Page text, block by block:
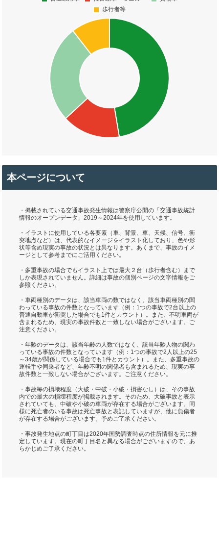
本ページについて
・掲載されている交通事故発生情報は警察庁公開の「交通事故統計
情報のオープンデータ」2019～2024年を使用しています。
・イラストに使用している各要素（車、背景、車、天候、信号、衝
突地点など）は、代表的なイメージをイラスト化しており、色や形
状等含め現実の事故の状況とは異なります。あくまで、事故のイメ
ージとして参考までにご活用ください。
・多重事故の場合でもイラスト上では最大２台（歩行者含む）まで
しか表現されていません。詳細は事故の個別ページの文字情報をご
参照ください。
・車両種別のデータは、該当車両の数ではなく、該当車両種別の関
わっている事故の件数となっています（例：1つの事故で2台以上の
普通自動車が衝突した場合でも1件とカウント）。また、不明車両が
含まれるため、現実の事故件数と一致しない場合がございます。ご
注意ください。
・年齢のデータは、該当年齢の人数ではなく、該当年齢人物の関わ
っている事故の件数となっています（例：1つの事故で2人以上の25
～34歳が関係している場合でも1件とカウント）。また、多重事故の
運転手や同乗者など、年齢不明の関係者も含まれるため、現実の事
故件数と一致しない場合がございます。ご注意ください。
・事故毎の損壊程度（大破・中破・小破・損害なし）は、その事故
内での最大の損壊程度が掲載されます。そのため、大破事故と表示
されていても、中破や小破の車両が存在する場合がございます。同
様に死亡者のいる事故は死亡事故と表記していますが、他に負傷者
が存在する場合がございます。予めご了承ください。
・事故発生地点の町丁目は2020年国勢調査時点の住所情報を元に推
定しています。現在の町丁目名と異なる場合がございますので、あ
らかじめご了承ください。